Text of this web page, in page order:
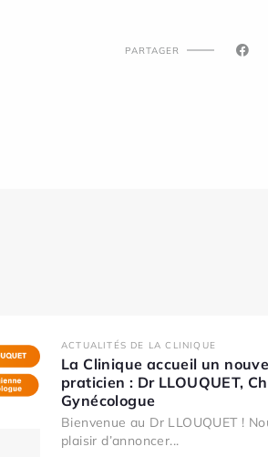
PARTAGER
ACTUALITÉS DE LA CLINIQUE
La Clinique accueil un
praticien : Dr LLOUQUET,
Gynécologue
Bienvenue au Dr LLOUQUET !
plaisir d’annoncer...